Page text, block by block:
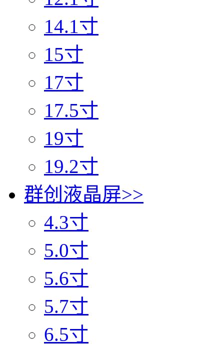
14.1寸
15寸
17寸
17.5寸
19寸
19.2寸
群创液晶屏>>
4.3寸
5.0寸
5.6寸
5.7寸
6.5寸